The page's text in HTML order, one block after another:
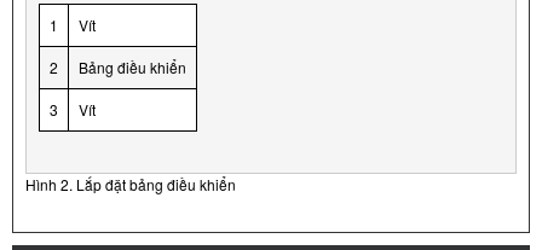
1 Vít
2 Bảng điều khiển
3 Vít
Hình 2. Lắp đặt bảng điều khiển